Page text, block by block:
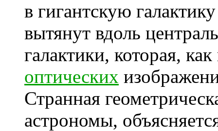
в гигантскую
вытянут вдоль
галактики, которая,
оптических
Странная
астрономы,